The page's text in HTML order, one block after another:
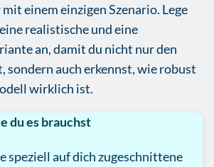
einem einzigen Szenario. Lege
realistische und eine
an, damit du nicht nur den
sondern auch erkennst, wie robust
wirklich ist.
du es brauchst
speziell auf dich zugeschnittene